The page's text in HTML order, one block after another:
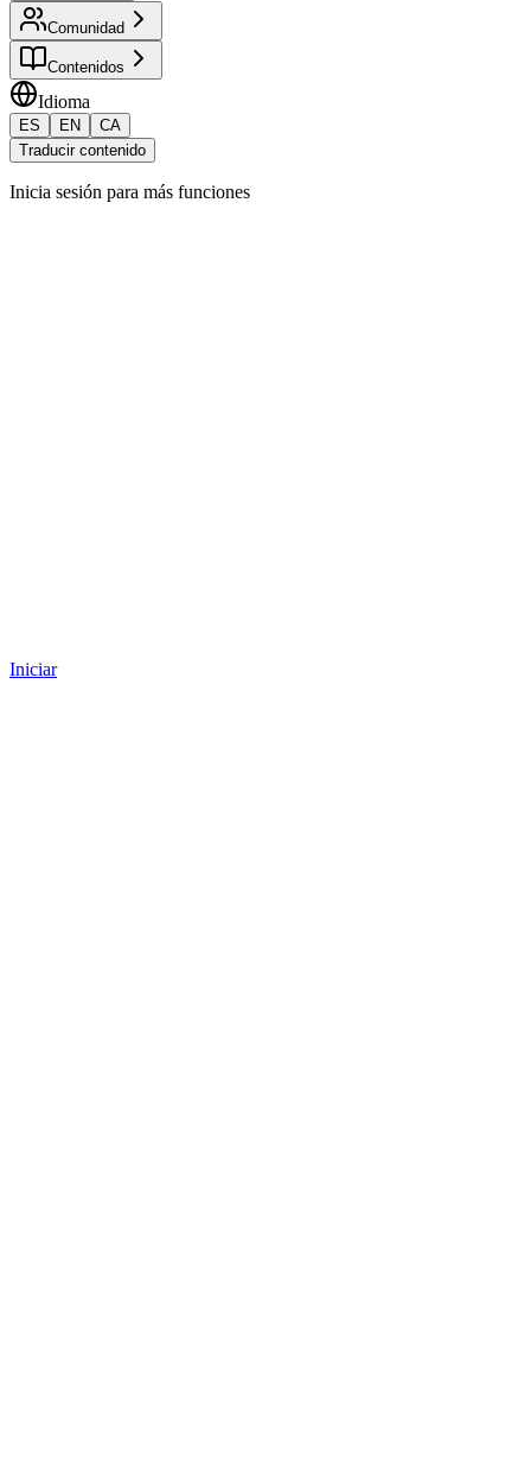
Iniciar
Comunidad
Contenidos
Idioma
ES EN
CA
Traducir contenido
Inicia sesión para más funciones